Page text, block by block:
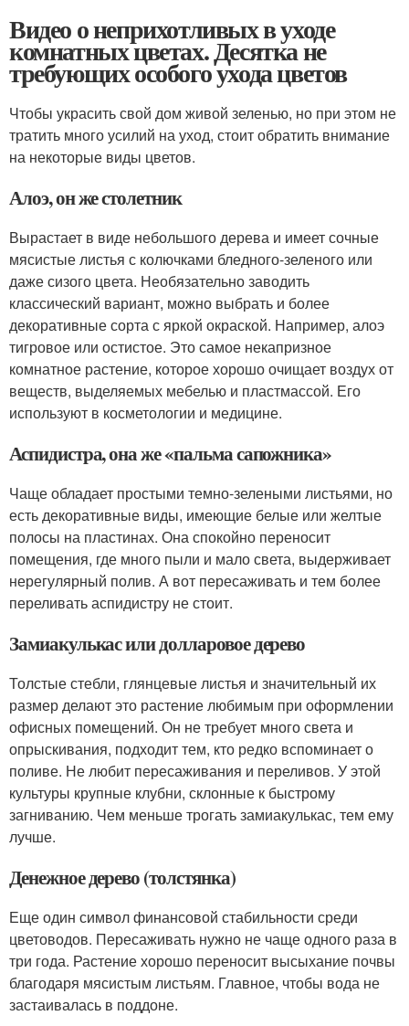
Видео о неприхотливых в уходе
комнатных цветах. Десятка не
требующих особого ухода цветов
Чтобы украсить свой дом живой зеленью, но при этом не
тратить много усилий на уход, стоит обратить внимание
на некоторые виды цветов.
Алоэ, он же столетник
Вырастает в виде небольшого дерева и имеет сочные
мясистые листья с колючками бледного-зеленого или
даже сизого цвета. Необязательно заводить
классический вариант, можно выбрать и более
декоративные сорта с яркой окраской. Например, алоэ
тигровое или остистое. Это самое некапризное
комнатное растение, которое хорошо очищает воздух от
веществ, выделяемых мебелью и пластмассой. Его
используют в косметологии и медицине.
Аспидистра, она же «пальма сапожника»
Чаще обладает простыми темно-зелеными листьями, но
есть декоративные виды, имеющие белые или желтые
полосы на пластинах. Она спокойно переносит
помещения, где много пыли и мало света, выдерживает
нерегулярный полив. А вот пересаживать и тем более
переливать аспидистру не стоит.
Замиакулькас или долларовое дерево
Толстые стебли, глянцевые листья и значительный их
размер делают это растение любимым при оформлении
офисных помещений. Он не требует много света и
опрыскивания, подходит тем, кто редко вспоминает о
поливе. Не любит пересаживания и переливов. У этой
культуры крупные клубни, склонные к быстрому
загниванию. Чем меньше трогать замиакулькас, тем ему
лучше.
Денежное дерево (толстянка)
Еще один символ финансовой стабильности среди
цветоводов. Пересаживать нужно не чаще одного раза в
три года. Растение хорошо переносит высыхание почвы
благодаря мясистым листьям. Главное, чтобы вода не
застаивалась в поддоне.